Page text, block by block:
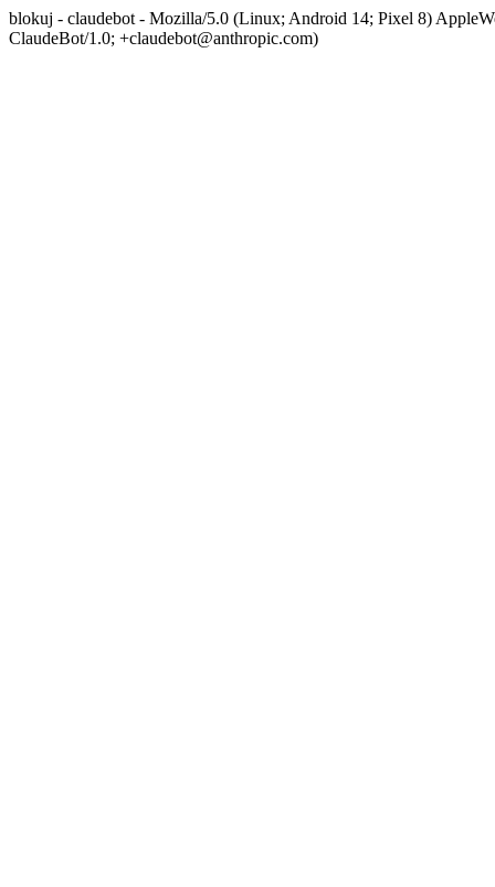
blokuj - claudebot - Mozilla/5.0 (Linux; Android 14; Pixel 8)
ClaudeBot/1.0; +claudebot@anthropic.com)